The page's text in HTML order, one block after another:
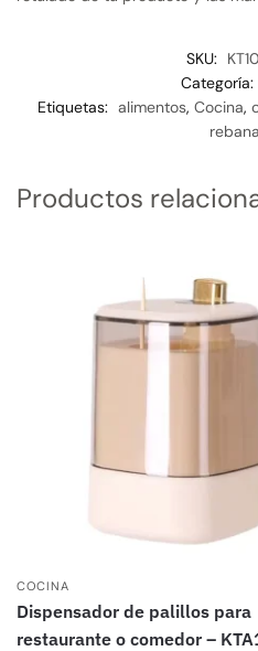
SKU:
Categoría:
Etiquetas: alimentos, Cocina,
Productos
COCINA
Dispensador de palillos para
restaurante o comedor –